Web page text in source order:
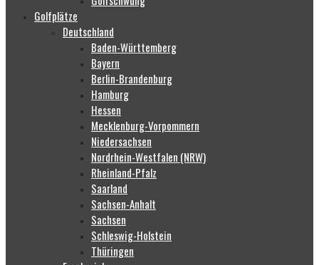
Golfplätze
Deutschland
Baden-Württemberg
Bayern
Berlin-Brandenburg
Hamburg
Hessen
Mecklenburg-Vorpommern
Niedersachsen
Nordrhein-Westfalen (NRW)
Rheinland-Pfalz
Saarland
Sachsen-Anhalt
Sachsen
Schleswig-Holstein
Thüringen